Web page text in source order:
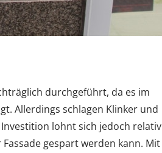
durchgeführt, da es im
Allerdings schlagen Klinker und
lohnt sich jedoch relativ
gespart werden kann. Mit